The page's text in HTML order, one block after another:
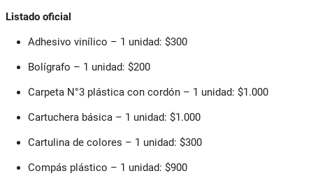
Listado oficial
Adhesivo vinílico – 1 unidad: $300
Bolígrafo – 1 unidad: $200
Carpeta N°3 plástica con cordón – 1 unidad: $1.000
Cartuchera básica – 1 unidad: $1.000
Cartulina de colores – 1 unidad: $300
Compás plástico – 1 unidad: $900